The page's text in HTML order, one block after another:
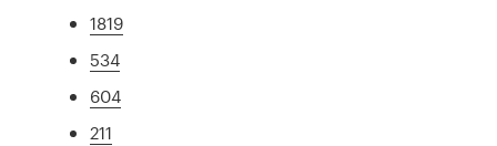
1819
534
604
211